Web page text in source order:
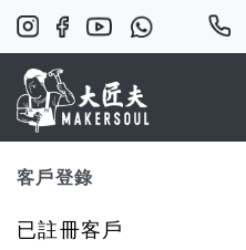
客戶登錄
已註冊客戶